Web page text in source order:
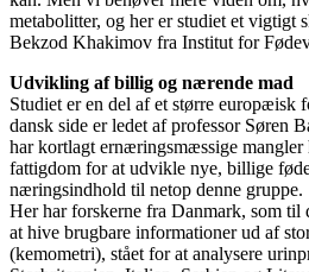
metabolitter, og her er studiet et vigtigt
Bekzod Khakimov fra Institut for
Udvikling af billig og nærende mad
Studiet er en del af et større europæisk
dansk side er ledet af professor Søren
har kortlagt ernæringsmæssige mangler
fattigdom for at udvikle nye, billige
næringsindhold til netop denne gruppe.
Her har forskerne fra Danmark, som
at hive brugbare informationer ud af
(kemometri), stået for at analysere